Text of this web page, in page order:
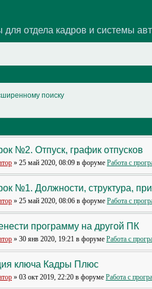
отдела кадров и системы
поиску
№2. Отпуск, график отпусков
» 25 май 2020, 08:09 в форуме Работа с
№1. Должности, структура,
» 25 май 2020, 08:06 в форуме Работа с
программу на другой ПК
» 30 янв 2020, 19:21 в форуме Работа с
ключа Кадры Плюс
» 03 окт 2019, 22:20 в форуме Работа с